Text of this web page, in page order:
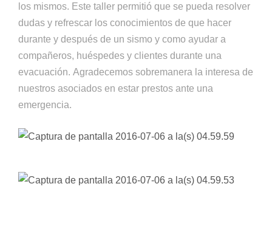
los mismos. Este taller permitió que se pueda resolver
dudas y refrescar los conocimientos de que hacer
durante y después de un sismo y como ayudar a
compañeros, huéspedes y clientes durante una
evacuación. Agradecemos sobremanera la interesa de
nuestros asociados en estar prestos ante una
emergencia.